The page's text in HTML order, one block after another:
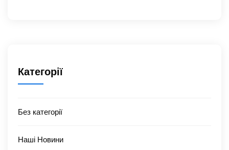
Категорії
Без категорії
Наші Новини